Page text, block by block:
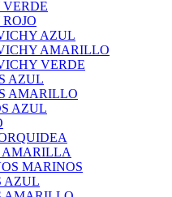
VERDE
AZUL
AMARILLO
VERDE
AZUL
AMARILLO
AZUL
AMARILLA
MARINOS
AZUL